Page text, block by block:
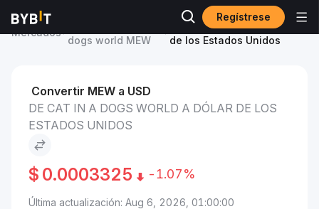
Regístrese
Mercados
dogs world MEW
cat in a dogs world to Dólar
de los Estados Unidos
Convertir MEW a USD
DE CAT IN A DOGS WORLD A DÓLAR DE LOS
ESTADOS UNIDOS
$ 0.0003325 -1.07%
Última actualización: Aug 6, 2026, 01:00:00